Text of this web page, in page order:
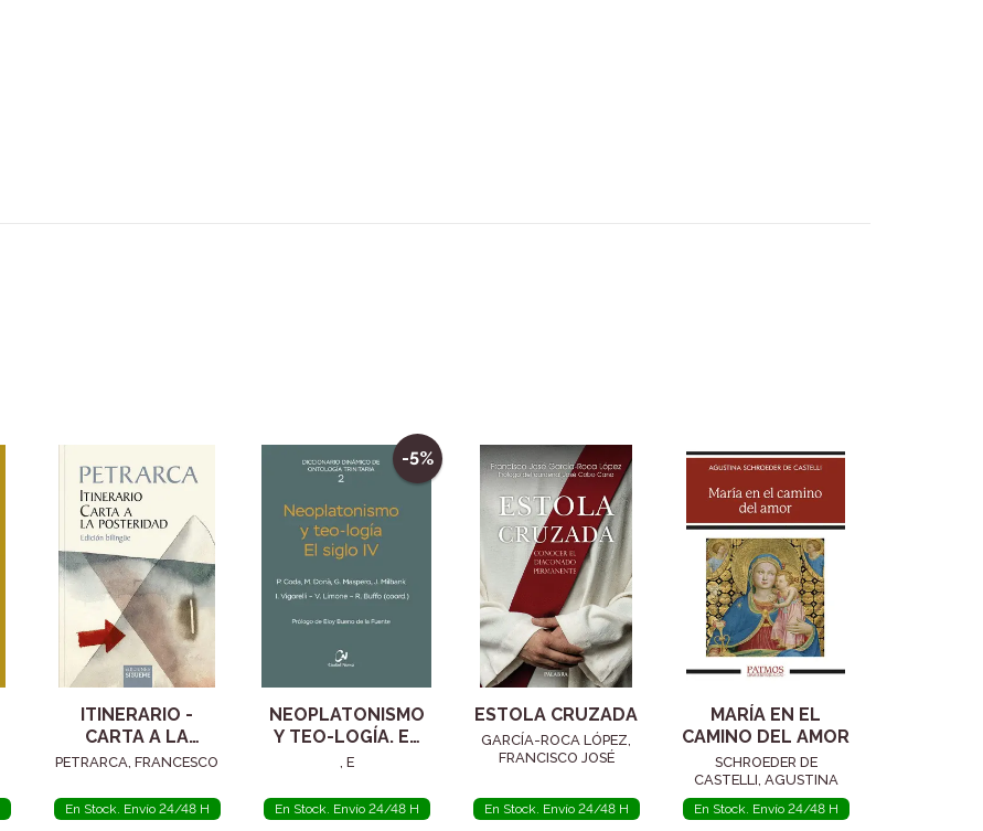
ITINERARIO -
CARTA A LA
POSTERIDAD
PETRARCA, FRANCESCO
En Stock. Envío 24/48 H
-5%
NEOPLATONISMO
Y TEO-LOGÍA. EL
SIGLO IV
, E
En Stock. Envío 24/48 H
ESTOLA CRUZADA
GARCÍA-ROCA LÓPEZ,
FRANCISCO JOSÉ
En Stock. Envío 24/48 H
MARÍA EN EL
CAMINO DEL AMOR
SCHROEDER DE
CASTELLI, AGUSTINA
En Stock. Envío 24/48 H